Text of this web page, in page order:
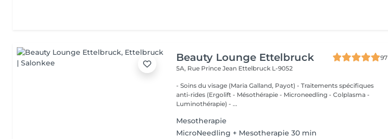
Beauty Lounge Ettelbruck
97
5A, Rue Prince Jean Ettelbruck L-9052
- Soins du visage (Maria Galland, Payot) - Traitements spécifiques
anti-rides (Ergolift - Mésothérapie - Microneedling - Colplasma -
Luminothérapie) - ...
Mesotherapie
MicroNeedling + Mesotherapie 30 min